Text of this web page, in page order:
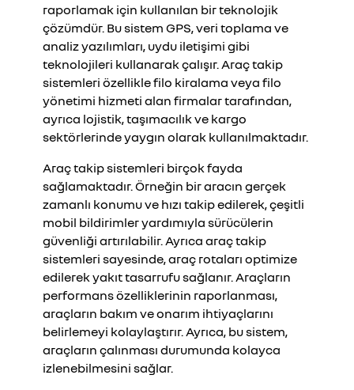
raporlamak için kullanılan bir teknolojik
çözümdür. Bu sistem GPS, veri toplama ve
analiz yazılımları, uydu iletişimi gibi
teknolojileri kullanarak çalışır. Araç takip
sistemleri özellikle filo kiralama veya filo
yönetimi hizmeti alan firmalar tarafından,
ayrıca lojistik, taşımacılık ve kargo
sektörlerinde yaygın olarak kullanılmaktadır.
Araç takip sistemleri birçok fayda
sağlamaktadır. Örneğin bir aracın gerçek
zamanlı konumu ve hızı takip edilerek, çeşitli
mobil bildirimler yardımıyla sürücülerin
güvenliği artırılabilir. Ayrıca araç takip
sistemleri sayesinde, araç rotaları optimize
edilerek yakıt tasarrufu sağlanır. Araçların
performans özelliklerinin raporlanması,
araçların bakım ve onarım ihtiyaçlarını
belirlemeyi kolaylaştırır. Ayrıca, bu sistem,
araçların çalınması durumunda kolayca
izlenebilmesini sağlar.